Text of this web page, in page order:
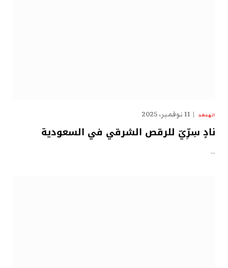
الهدهد 11 نوفمبر، 2025
نادٍ سِرِّيّ للرقص الشرقي في السعودية
…